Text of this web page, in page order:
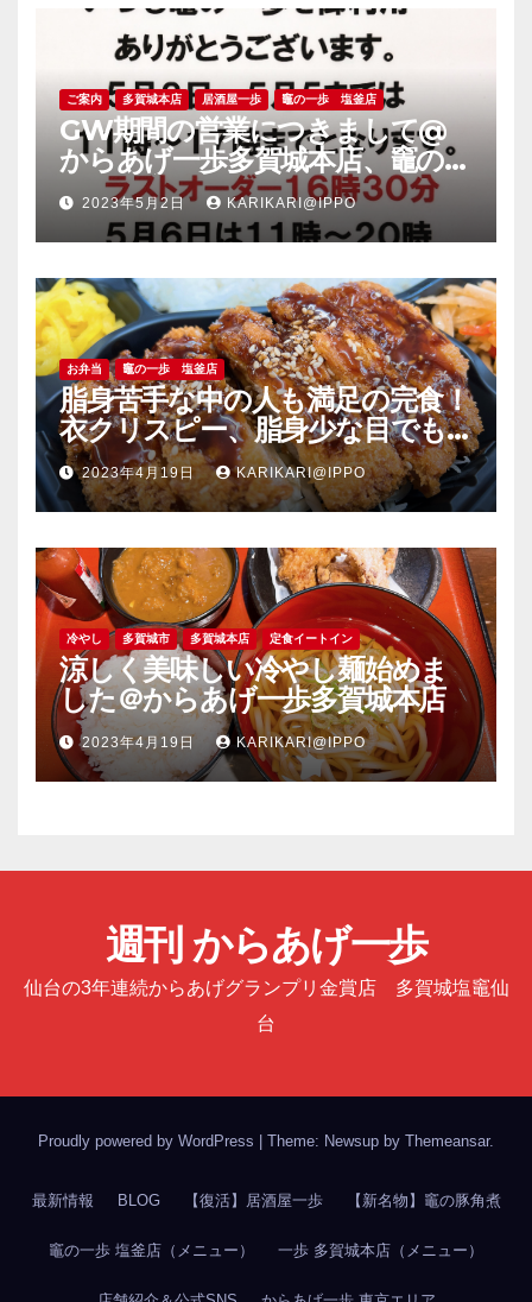
ご案内 多賀城本店 居酒屋一歩 竈の一歩 塩釜店
GW期間の営業につきまして@
からあげ一歩多賀城本店、竈の一
歩塩釜店
2023年5月2日 KARIKARI@IPPO
お弁当 竈の一歩 塩釜店
脂身苦手な中の人も満足の完食！
衣クリスピー、脂身少な目でも
旨い豚肉のソーストンカツ弁当
＠竈の一歩塩釜店
2023年4月19日 KARIKARI@IPPO
冷やし 多賀城市 多賀城本店 定食イートイン
涼しく美味しい冷やし麺始めま
した＠からあげ一歩多賀城本店
2023年4月19日 KARIKARI@IPPO
週刊 からあげ一歩
仙台の3年連続からあげグランプリ金賞店 多賀城塩竈仙
台
Proudly powered by WordPress | Theme: Newsup by Themeansar.
最新情報 BLOG 【復活】居酒屋一歩 【新名物】竈の豚角煮
竈の一歩 塩釜店（メニュー） 一歩 多賀城本店（メニュー）